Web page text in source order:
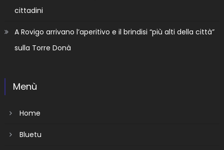
cittadini
A Rovigo arrivano l’aperitivo e il brindisi “più alti della città”
sulla Torre Donà
Menù
Home
Bluetu